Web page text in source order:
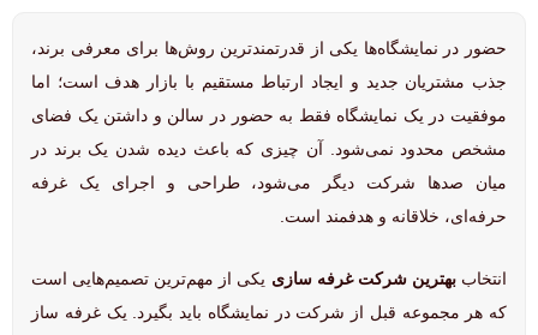
حضور در نمایشگاه‌ها یکی از قدرتمندترین روش‌ها برای معرفی برند،
جذب مشتریان جدید و ایجاد ارتباط مستقیم با بازار هدف است؛ اما
موفقیت در یک نمایشگاه فقط به حضور در سالن و داشتن یک فضای
مشخص محدود نمی‌شود. آن چیزی که باعث دیده شدن یک برند در
میان صدها شرکت دیگر می‌شود، طراحی و اجرای یک غرفه
حرفه‌ای، خلاقانه و هدفمند است.
انتخاببهترین شرکت غرفه سازی یکی از مهم‌ترین تصمیم‌هایی است
که هر مجموعه قبل از شرکت در نمایشگاه باید بگیرد. یک غرفه ساز